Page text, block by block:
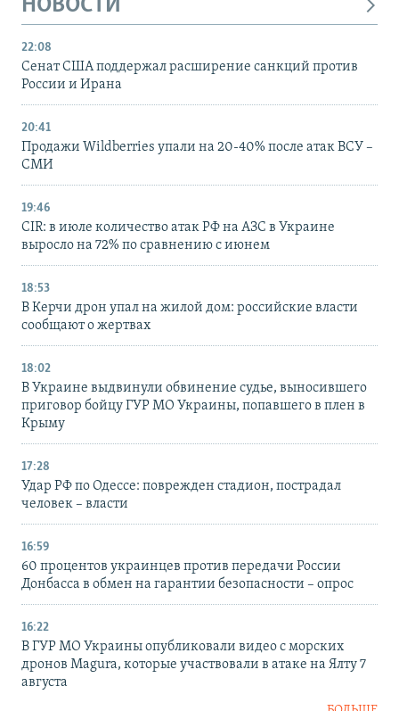
НОВОСТИ
22:08
Сенат США поддержал расширение санкций против
России и Ирана
20:41
Продажи Wildberries упали на 20-40% после атак ВСУ –
СМИ
19:46
CIR: в июле количество атак РФ на АЗС в Украине
выросло на 72% по сравнению с июнем
18:53
В Керчи дрон упал на жилой дом: российские власти
сообщают о жертвах
18:02
В Украине выдвинули обвинение судье, выносившего
приговор бойцу ГУР МО Украины, попавшего в плен в
Крыму
17:28
Удар РФ по Одессе: поврежден стадион, пострадал
человек – власти
16:59
60 процентов украинцев против передачи России
Донбасса в обмен на гарантии безопасности – опрос
16:22
В ГУР МО Украины опубликовали видео с морских
дронов Magura, которые участвовали в атаке на Ялту 7
августа